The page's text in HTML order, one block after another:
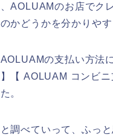
AOLUAMのお店でク
かどうかを分かりや
の支払い方法
【 AOLUAM コンビ
。
調べていって、ふっ